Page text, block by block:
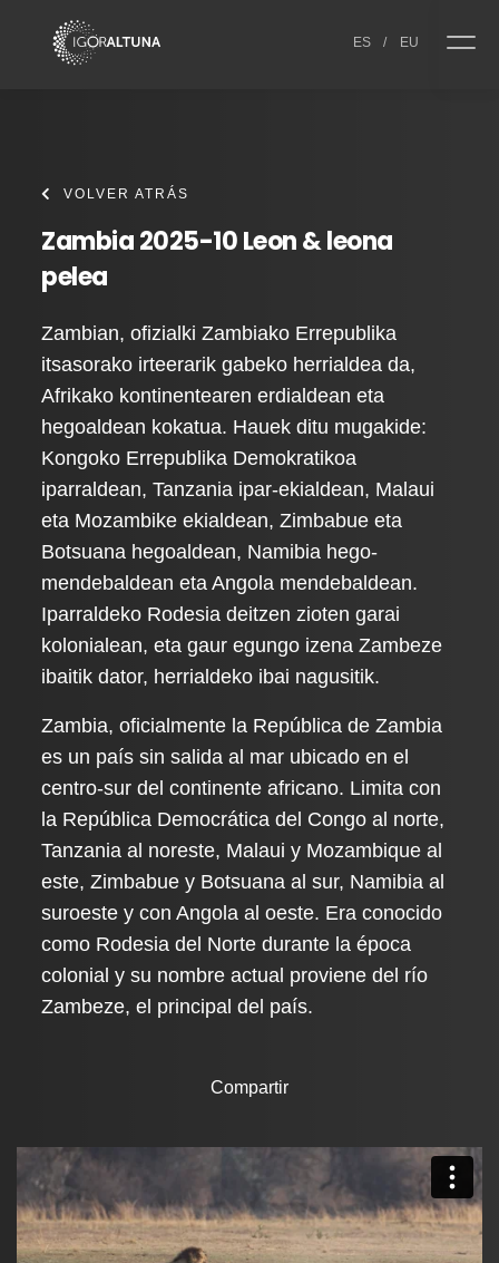
ES / EU
VOLVER ATRÁS
Zambia 2025-10 Leon & leona
pelea
Zambian, ofizialki Zambiako Errepublika
itsasorako irteerarik gabeko herrialdea da,
Afrikako kontinentearen erdialdean eta
hegoaldean kokatua. Hauek ditu mugakide:
Kongoko Errepublika Demokratikoa
iparraldean, Tanzania ipar-ekialdean, Malaui
eta Mozambike ekialdean, Zimbabue eta
Botsuana hegoaldean, Namibia hego-
mendebaldean eta Angola mendebaldean.
Iparraldeko Rodesia deitzen zioten garai
kolonialean, eta gaur egungo izena Zambeze
ibaitik dator, herrialdeko ibai nagusitik.
Zambia, oficialmente la República de Zambia
es un país sin salida al mar ubicado en el
centro-sur del continente africano. Limita con
la República Democrática del Congo al norte,
Tanzania al noreste, Malaui y Mozambique al
este, Zimbabue y Botsuana al sur, Namibia al
suroeste y con Angola al oeste. Era conocido
como Rodesia del Norte durante la época
colonial y su nombre actual proviene del río
Zambeze, el principal del país.
Compartir